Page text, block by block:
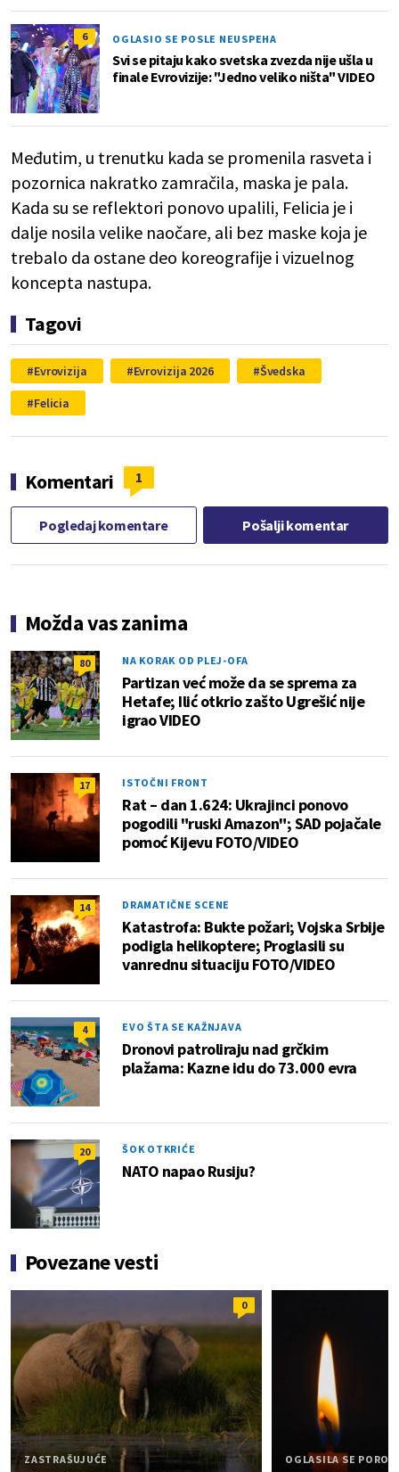
6 OGLASIO SE POSLE NEUSPEHA
Svi se pitaju kako svetska zvezda nije ušla u
finale Evrovizije: "Jedno veliko ništa" VIDEO
Međutim, u trenutku kada se promenila rasveta i
pozornica nakratko zamračila, maska je pala.
Kada su se reflektori ponovo upalili, Felicia je i
dalje nosila velike naočare, ali bez maske koja je
trebalo da ostane deo koreografije i vizuelnog
koncepta nastupa.
Tagovi
Evrovizija Evrovizija 2026
Švedska
Felicia
Komentari 1
Pogledaj komentare Pošalji komentar
Možda vas zanima
80 NA KORAK OD PLEJ-OFA
Partizan već može da se sprema za
Hetafe; Ilić otkrio zašto Ugrešić nije
igrao VIDEO
17 ISTOČNI FRONT
Rat – dan 1.624: Ukrajinci ponovo
pogodili "ruski Amazon"; SAD pojačale
pomoć Kijevu FOTO/VIDEO
14 DRAMATIČNE SCENE
Katastrofa: Bukte požari; Vojska Srbije
podigla helikoptere; Proglasili su
vanrednu situaciju FOTO/VIDEO
4 EVO ŠTA SE KAŽNJAVA
Dronovi patroliraju nad grčkim
plažama: Kazne idu do 73.000 evra
20 ŠOK OTKRIĆE
NATO napao Rusiju?
Povezane vesti
0
ZASTRAŠUJUĆE OGLASILA SE